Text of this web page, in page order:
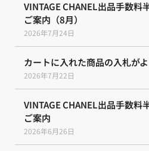
VINTAGE CHANEL出品手数料
ご案内（8月）
2026年7月24日
カートに入れた商品の入札が
2026年7月22日
VINTAGE CHANEL出品手数料
ご案内
2026年6月26日